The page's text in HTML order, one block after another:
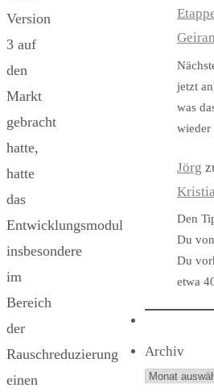
Version
3 auf
den
Markt
gebracht
hatte,
hatte
das
Entwicklungsmodul
insbesondere
im
Bereich
der
Rauschreduzierung
einen
jetzt
was
Jörg
Den
Du
Du
etwa
Archiv